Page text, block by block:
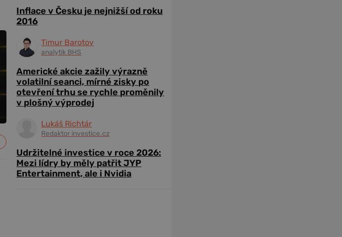
Inflace v Česku je nejnižší od roku
2016
Timur Barotov
analytik BHS
Americké akcie zažily výrazně
volatilní seanci, mírné zisky po
otevření trhu se rychle proměnily
v plošný výprodej
Lukáš Richtár
Redaktor investice.cz
Udržitelné investice v roce 2026:
Mezi lídry by měly patřit JYP
Entertainment, ale i Nvidia